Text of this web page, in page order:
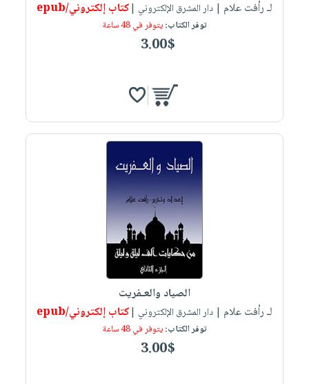
لـ رأفت علام | دار المشرق الإلكتروني |كتاب إلكتروني/epub
توفر الكتاب:يتوفر في 48 ساعة
3.00$
الصياد والعـفريت
لـ رأفت علام | دار المشرق الإلكتروني |كتاب إلكتروني/epub
توفر الكتاب:يتوفر في 48 ساعة
3.00$